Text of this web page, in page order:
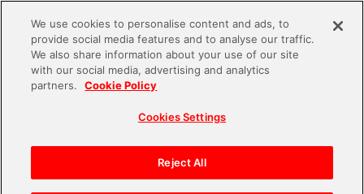
2019.01.10
ドルマスター シンデレラガールズ 突破せよっ♪難
関オーディション☆」
We use cookies to personalise content and ads, to
provide social media features and to analyse our traffic.
We also share information about your use of our site
with our social media, advertising and analytics
partners.
Cookie Policy
Cookies Settings
Reject All